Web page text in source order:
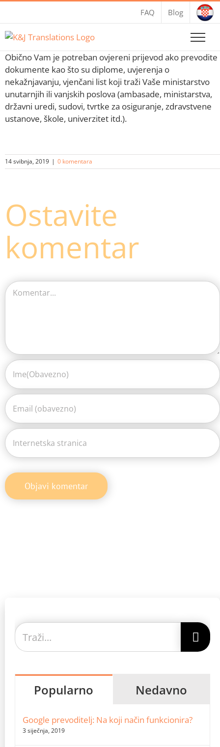
content
FAQ Blog
Obično Vam je potreban ovjereni prijevod ako prevodite
dokumente kao što su diplome, uvjerenja o
nekažnjavanju, vjenčani list koji traži Vaše ministarstvo
unutarnjih ili vanjskih poslova (ambasade, ministarstva,
državni uredi, sudovi, tvrtke za osiguranje, zdravstvene
ustanove, škole, univerzitet itd.).
14 svibnja, 2019 | 0 komentara
Ostavite
komentar
Comment
Traži...
Popularno Nedavno
Google prevoditelj: Na koji način funkcionira?
3 siječnja, 2019